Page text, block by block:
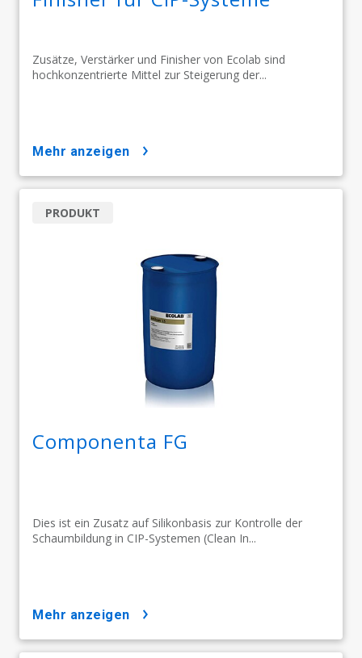
Zusätze, Verstärker und Finisher von Ecolab sind
hochkonzentrierte Mittel zur Steigerung der...
mehr anzeigen
Componenta FG
Dies ist ein Zusatz auf Silikonbasis zur Kontrolle der
Schaumbildung in CIP-Systemen (Clean In...
PRODUKT
mehr anzeigen